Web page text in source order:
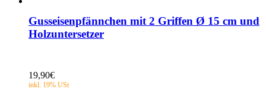
Gusseisenpfännchen mit 2 Griffen Ø 15 cm und
Holzuntersetzer
19,90€